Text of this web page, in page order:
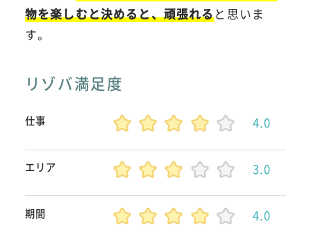
物を楽しむと決めると、頑張れると思いま
す。
リゾバ満足度
仕事 4.0
エリア 3.0
期間 4.0